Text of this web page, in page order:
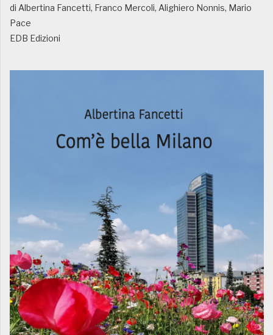
di Albertina Fancetti, Franco Mercoli, Alighiero Nonnis, Mario
Pace
EDB Edizioni